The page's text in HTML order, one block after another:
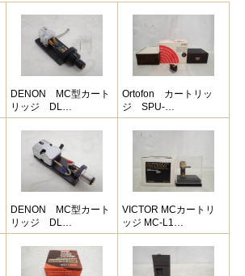
DENON MC型カート
リッジ DL…
Ortofon カートリッ
ジ SPU-…
DENON MC型カート
リッジ DL…
VICTOR MCカートリ
ッジ MC-L1…